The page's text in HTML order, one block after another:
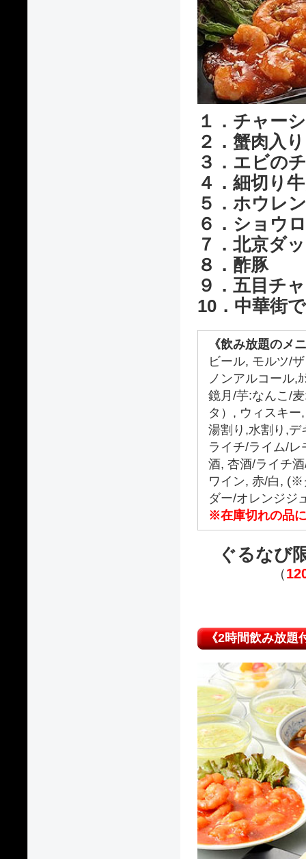
１．チャー
２．蟹肉入
３．エビの
４．細切り
５．ホウレ
６．ショウ
７．北京ダ
８．酢豚
９．五目チ
10．中華街
《飲み放題のメ
ビール, モルツ/
ノンアルコール,
鏡月/芋:なんこ/
タ）, ウィスキ
湯割り,水割り,デ
ライチ/ライム/
酒, 杏酒/ライチ
ワイン, 赤/白, (※
ダー/オレンジジ
※在庫切れの品
ぐるなび
（
《2時間飲み放題